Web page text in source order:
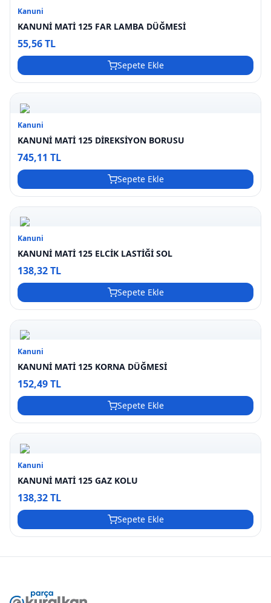
Kanuni
KANUNİ MATİ 125 FAR LAMBA DÜĞMESİ
55,56 TL
Sepete Ekle
Kanuni
KANUNİ MATİ 125 DİREKSİYON BORUSU
745,11 TL
Sepete Ekle
Kanuni
KANUNİ MATİ 125 ELCİK LASTİĞİ SOL
138,32 TL
Sepete Ekle
Kanuni
KANUNİ MATİ 125 KORNA DÜĞMESİ
152,49 TL
Sepete Ekle
Kanuni
KANUNİ MATİ 125 GAZ KOLU
138,32 TL
Sepete Ekle